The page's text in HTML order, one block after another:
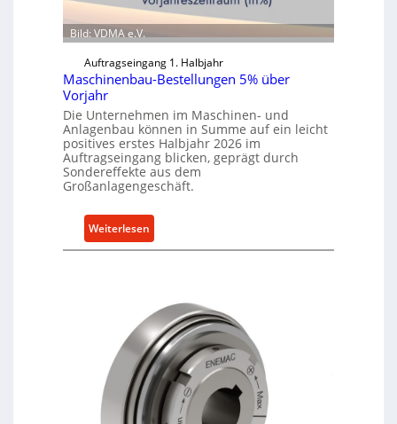
r
p
r
o
z
e
s
p
n
t
s
i
c
h
J
Bild: VDMA e.V.
Auftragseingang 1. Halbjahr
Maschinenbau-Bestellungen 5% über
Vorjahr
Die Unternehmen im Maschinen- und
Anlagenbau können in Summe auf ein leicht
positives erstes Halbjahr 2026 im
Auftragseingang blicken, geprägt durch
Sondereffekte aus dem
Großanlagengeschäft.
Weiterlesen
M
h
i
n
e
n
b